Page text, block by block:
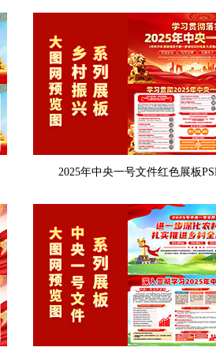
2025年中央一号文件红色展板